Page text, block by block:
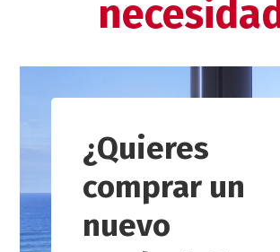
¿Quieres
comprar un
nuevo